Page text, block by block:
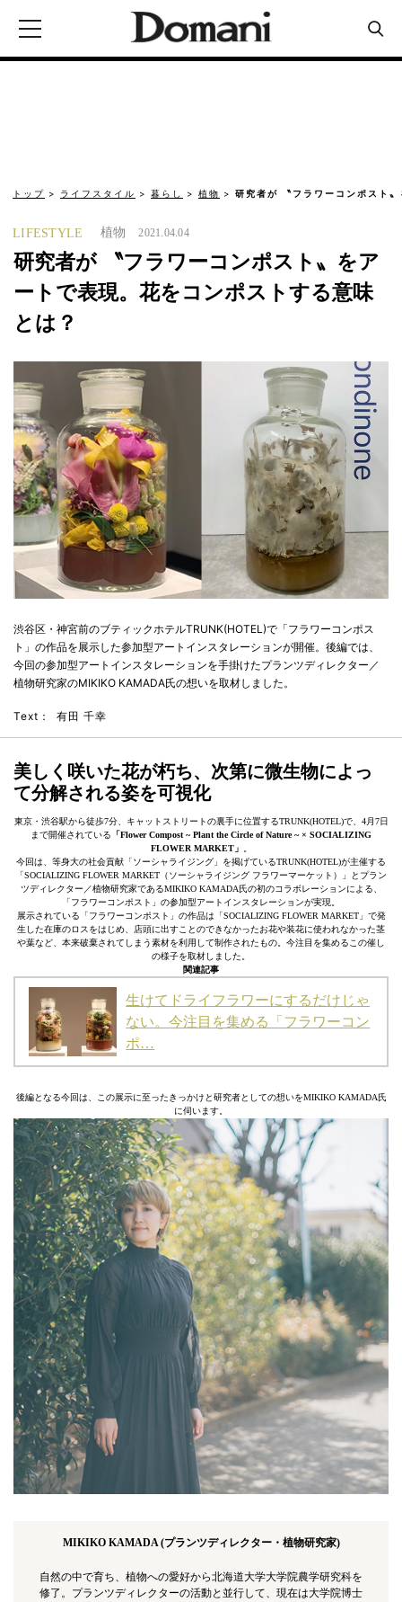
トップ ライフスタイル 暮らし 植物 研究者が 〝フラワーコンポスト
LIFESTYLE 植物 2021.04.04
研究者が 〝フラワーコンポスト〟をア
ートで表現。花をコンポストする意味
とは？
渋⾕区・神宮前のブティックホテルTRUNK(HOTEL)で「フラワーコンポス
ト」の作品を展⽰した参加型アートインスタレーションが開催。後編では、
今回の参加型アートインスタレーションを手掛けたプランツディレクター／
植物研究家のMIKIKO KAMADA氏の想いを取材しました。
Text： 有田 千幸
美しく咲いた花が朽ち、次第に微生物によっ
て分解される姿を可視化
東京・渋谷駅から徒歩7分、キャットストリートの裏手に位置するTRUNK(HOTEL)で、4月7日
まで開催されている 「Flower Compost ~ Plant the Circle of Nature ~ × SOCIALIZING
FLOWER MARKET」
今回は、等身大の社会貢献「ソーシャライジング」を掲げているTRUNK(HOTEL)が主催する
「SOCIALIZING FLOWER MARKET（ソーシャライジング フラワーマーケット）」とプラン
ツディレクター／植物研究家であるMIKIKO KAMADA氏の初のコラボレーションによる、
「フラワーコンポスト」の参加型アートインスタレーションが実現。
展⽰されている「フラワーコンポスト」の作品は「SOCIALIZING FLOWER MARKET」で発
⽣した在庫のロスをはじめ、店頭に出すことのできなかったお花や装花に使われなかった茎
や葉など、本来破棄されてしまう素材を利⽤して制作されたもの。今注⽬を集めるこの催し
の様⼦を取材しました。
関連記事
生けてドライフラワーにするだけじゃ
ない。今注目を集める「フラワーコン
ポ…
後編となる今回は、この展示に至ったきっかけと研究者としての想いをMIKIKO KAMADA氏
に伺います。
MIKIKO KAMADA (プランツディレクター・植物研究家)
自然の中で育ち、植物への愛好から北海道大学大学院農学研究科を
修了。プランツディレクターの活動と並行して、現在は大学院博士